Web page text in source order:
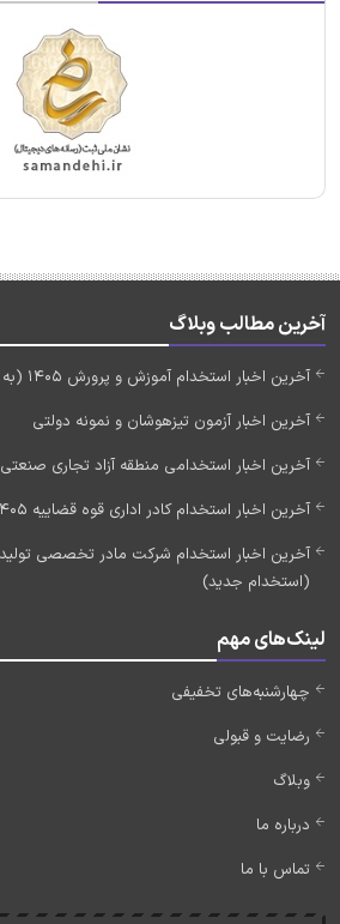
آخرین مطالب وبلاگ
آخرین اخبار استخدام آموزش و پرورش 1405 (به زودی)
آخرین اخبار آزمون تیزهوشان و نمونه دولتی
آخرین اخبار استخدامی منطقه آزاد تجاری صنعتی 1405
آخرین اخبار استخدام کادر اداری قوه قضاییه 1405 (به زودی)
(استخدام جدید)
لینک‌های مهم
چهارشنبه‌های تخفیفی
رضایت و قبولی
وبلاگ
درباره ما
تماس با ما